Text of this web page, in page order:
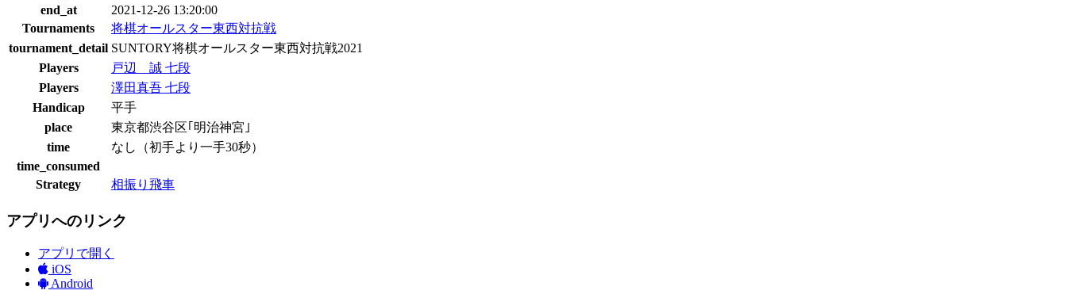
end_at
2021-12-26 13:20:00
Tournaments
将棋オールスター東西対抗戦
tournament_detail SUNTORY将棋オールスター東西対抗戦2021
Players
戸辺 誠 七段
Players
澤田真吾 七段
Handicap
平手
place
東京都渋谷区｢明治神宮｣
time
なし（初手より一手30秒）
time_consumed
Strategy
相振り飛車
アプリへのリンク
アプリで開く
iOS
Android